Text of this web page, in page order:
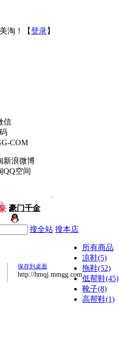
淘！【登录】
信
COM
豪门千金
搜全站 搜本店
保存到桌面
http://hmqj.mmgg.com
所有商品
凉鞋(5)
拖鞋(52)
低帮鞋(45)
靴子(8)
高帮鞋(1)